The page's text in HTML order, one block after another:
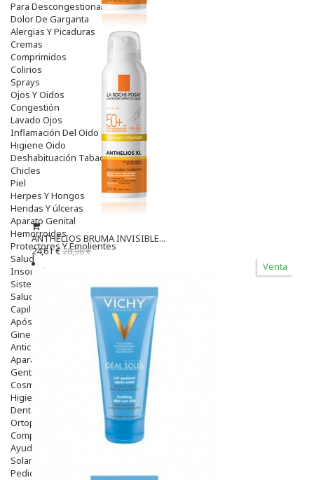
Para Descongestionar La Nariz
Dolor De Garganta
Alergias Y Picaduras
Cremas
Comprimidos
Colirios
Sprays
Ojos Y Oidos
Congestión
Lavado Ojos
Inflamación Del Oido (otitis)
Higiene Oido
Deshabituación Tabaquismo
Chicles
Piel
Herpes Y Hongos
Heridas Y úlceras
Aparato Genital
Hemorroides
Protectores Y Emolientes
Salud
Insomnio
Sistema Nervioso
Salud Bucodental
Capilar
Apósitos
Ginecología
Anticonceptivos
Aparato Genital
Gente Mayor
Cosmética
Higiene
Dentales
Ortopedia
Complementos Nutricionales.
Ayudas
Solares
Pedido express
ANTHELIOS BRUMA INVISIBLE...
24,61 €28,96 €
Venta